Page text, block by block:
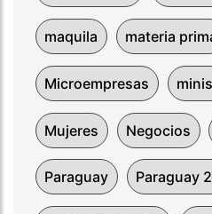
maquila materia
Microempresas
Mujeres Negocios
Paraguay Paraguay